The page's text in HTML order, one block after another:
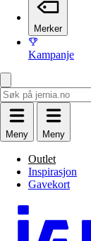
Merker
Kampanje
Meny Meny
Outlet
Inspirasjon
Gavekort